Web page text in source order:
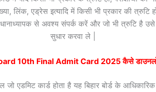
लिंक, एड्रेस इत्यादि में किसी भी प्रकार की त्रुटि
से अवश्य संपर्क करें और जो भी त्रुटि है
सुधार करवा ले |
10th Final Admit Card 2025 कैसे
जो एडमिट कार्ड होता है यह बिहार बोर्ड के